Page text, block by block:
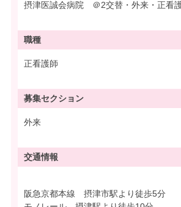
摂津医誠会病院 ＠2交替・外来・正看
職種
正看護師
募集セクション
外来
交通情報
阪急京都本線 摂津市駅より徒歩5分